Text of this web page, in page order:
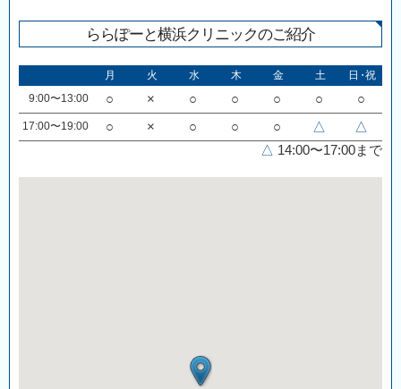
ららぽーと横浜クリニックのご紹介
月 火 水 木 金 土 日・祝
△ 14:00〜17:00まで
9:00〜13:00 ○ × ○ ○ ○ ○ ○
17:00〜19:00 ○ × ○ ○ ○ △ △